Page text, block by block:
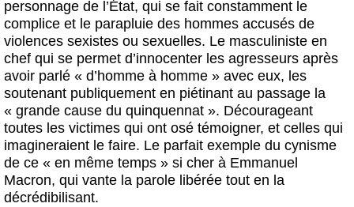
personnage de l’État, qui se fait constamment le
complice et le parapluie des hommes accusés de
violences sexistes ou sexuelles. Le masculiniste en
chef qui se permet d’innocenter les agresseurs après
avoir parlé « d’homme à homme » avec eux, les
soutenant publiquement en piétinant au passage la
« grande cause du quinquennat ». Décourageant
toutes les victimes qui ont osé témoigner, et celles qui
imagineraient le faire. Le parfait exemple du cynisme
de ce « en même temps » si cher à Emmanuel
Macron, qui vante la parole libérée tout en la
décrédibilisant.